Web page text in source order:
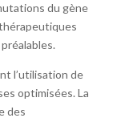
du gène
l’utilisation de
optimisées. La
des